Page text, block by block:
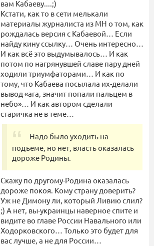
вам Кабаеву....;)
Кстати, как то в сети мелькали
материалы журналиста из МН о том, как
рождалась версия с Кабаевой… Если
найду кину ссылку… Очень интересно…
И как всё это выдумывалось… И как
потом по нагрянувшей славе пару дней
ходили триумфаторами… И как по
тому, что Кабаева посылала их-делали
вывод «ага, значит попали пальцем в
небо»… И как автором сделали
старичка не в теме…
Надо было уходить на
подъеме, но нет, власть оказалась
дороже Родины.
Скажу по другому-Родина оказалась
дороже покоя. Кому страну доверить?
Уж не Димону ли, который Ливию слил?
;) А нет, вы-украинцы наверное спите и
видите во главе России Навального или
Ходорковского… Только это будет для
вас лучше, а не для России…